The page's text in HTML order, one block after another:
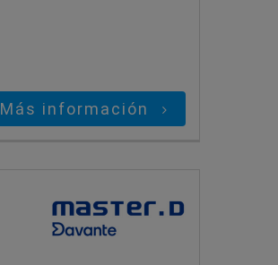
Más información